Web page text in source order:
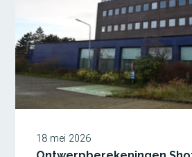
18 mei 2026